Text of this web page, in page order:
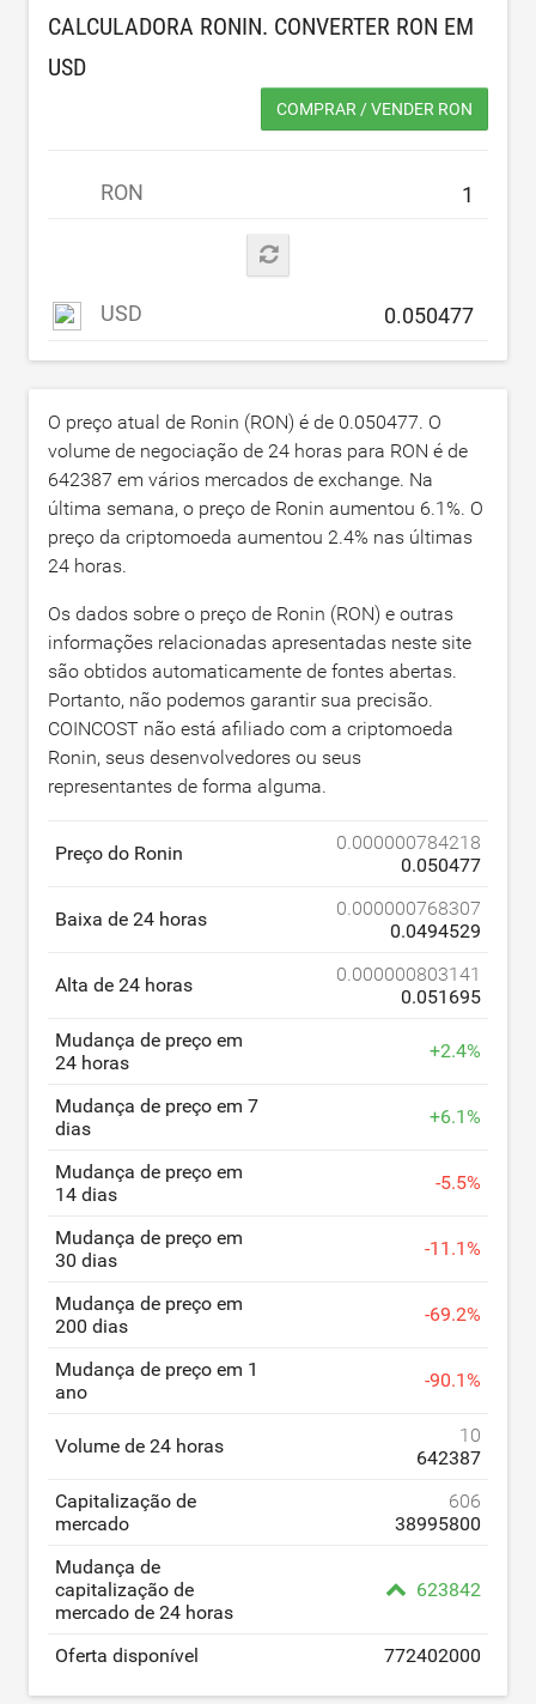
CALCULADORA RONIN. CONVERTER RON EM
USD
COMPRAR / VENDER RON
RON
USD
O preço atual de Ronin (RON) é de 0.050477. O
volume de negociação de 24 horas para RON é de
642387 em vários mercados de exchange. Na
última semana, o preço de Ronin aumentou 6.1%. O
preço da criptomoeda aumentou 2.4% nas últimas
24 horas.
Os dados sobre o preço de Ronin (RON) e outras
informações relacionadas apresentadas neste site
são obtidos automaticamente de fontes abertas.
Portanto, não podemos garantir sua precisão.
COINCOST não está afiliado com a criptomoeda
Ronin, seus desenvolvedores ou seus
representantes de forma alguma.
Preço do Ronin
0.000000784218
0.050477
Baixa de 24 horas
0.000000768307
0.0494529
Alta de 24 horas
0.000000803141
0.051695
Mudança de preço em
24 horas
+2.4%
Mudança de preço em 7
dias
+6.1%
Mudança de preço em
14 dias
-5.5%
Mudança de preço em
30 dias
-11.1%
Mudança de preço em
200 dias
-69.2%
Mudança de preço em 1
ano
-90.1%
Volume de 24 horas
10
642387
Capitalização de
mercado
606
38995800
Mudança de
capitalização de
mercado de 24 horas
623842
Oferta disponível 772402000